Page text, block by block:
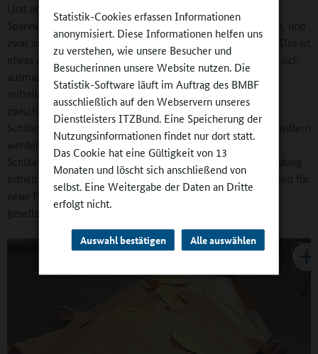
Statistik-Cookies erfassen Informationen
anonymisiert. Diese Informationen helfen uns
zu verstehen, wie unsere Besucher und
Besucherinnen unsere Website nutzen. Die
Statistik-Software läuft im Auftrag des BMBF
ausschließlich auf den Webservern unseres
Dienstleisters ITZBund. Eine Speicherung der
Nutzungsinformationen findet nur dort statt.
Das Cookie hat eine Gültigkeit von 13
Monaten und löscht sich anschließend von
selbst. Eine Weitergabe der Daten an Dritte
erfolgt nicht.
Auswahl bestätigen Alle auswählen
Und unsere Teilnehmerinnen und Teilnehmer sollen diese
Spannungsverhältnisse situationsspezifisch gestalten können, und
zwar so, dass die Schülerinteressen im Vordergrund stehen. Das ist
etwas Anderes, als wenn die Künstler alleine im Atelier mit sich
ausmachen, was sie der Gesellschaft mit ihrem Kunstwerk
mitteilen wollen. Damit wird auch schon der Unterschied
zwischen Kunst und Kultureller Bildung deutlich: Die
Schülerinnen und Schüler sollen eben genauso wenig zu Künstlern
werden, wie die Künstler Pädagogen werden sollen. Die
Schülerinnen und Schüler sollen mit Hilfe künstlerischer Bildung
ästhetische Erfahrungen machen können, die eine Möglichkeit für
neue Perspektiven geben und das Eingebundensein in
gesellschaftliche Zusammenhänge reflektieren.